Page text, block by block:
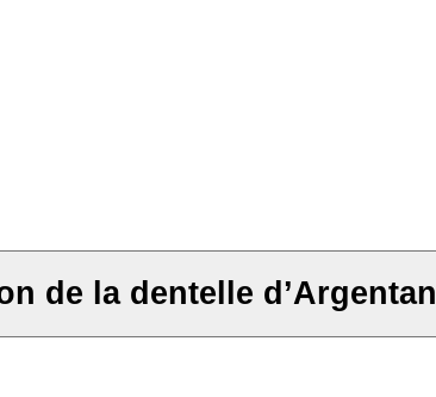
de la dentelle d’Argentan